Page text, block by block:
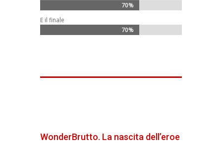
70%
70%
E il finale
70%
70%
WonderBrutto. La nascita dell’eroe